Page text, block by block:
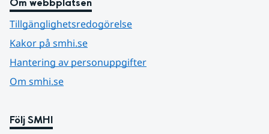
Tillgänglighetsredogörelse
Kakor på smhi.se
Hantering av personuppgifter
Om smhi.se
Följ SMHI